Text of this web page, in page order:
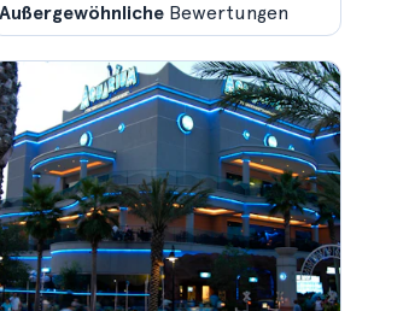
Außergewöhnliche Bewertungen